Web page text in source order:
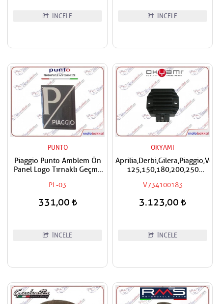
İNCELE İNCELE
PUNTO
Piaggio Punto Amblem Ön
Panel Logo Tırnaklı Geçme
Gri
PL-03
331,00
İNCELE
OKYAMI
125,150,180,200,250
V734100183
3.123,00
İNCELE